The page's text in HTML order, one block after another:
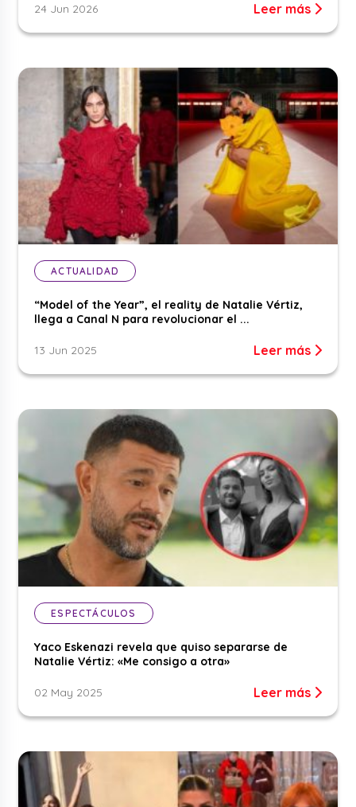
24 Jun 2026 Leer más
ACTUALIDAD
“Model of the Year”, el reality de Natalie Vértiz,
llega a Canal N para revolucionar el ...
13 Jun 2025 Leer más
ESPECTÁCULOS
Yaco Eskenazi revela que quiso separarse de
Natalie Vértiz: «Me consigo a otra»
02 May 2025 Leer más